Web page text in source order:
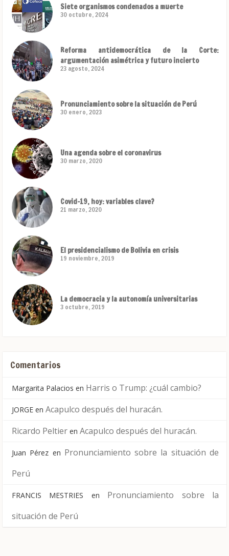
Siete organismos condenados a muerte
30 octubre, 2024
Reforma antidemocrática de la Corte:
argumentación asimétrica y futuro incierto
23 agosto, 2024
Pronunciamiento sobre la situación de Perú
30 enero, 2023
Una agenda sobre el coronavirus
30 marzo, 2020
Covid-19, hoy: variables clave?
21 marzo, 2020
El presidencialismo de Bolivia en crisis
19 noviembre, 2019
La democracia y la autonomía universitarias
3 octubre, 2019
Comentarios
Margarita Palacios en Harris o Trump: ¿cuál cambio?
JORGE en Acapulco después del huracán.
Ricardo Peltier en Acapulco después del huracán.
Juan Pérez en Pronunciamiento sobre la situación de
Perú
FRANCIS MESTRIES en Pronunciamiento sobre la
situación de Perú